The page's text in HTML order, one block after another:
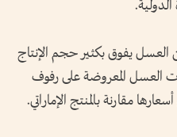
العسل يفوق بكثير حجم الإنتاج
90% من منتجات العسل المعروضة على رفوف
مقارنة بالمنتج الإماراتي.